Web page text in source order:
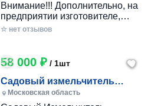
Внимание!!! Дополнительно, на
предприятии изготовителе,
указанные комплектации могут
Комплектация Стоимость
Гидропривод управление
передней и задней навесками
(для стандарт, стандарт+,
☆ нет отзывов
58 000 ₽ / 1шт
Садовый измельчитель
DRAXTER У-250 бензиновый
Московская область